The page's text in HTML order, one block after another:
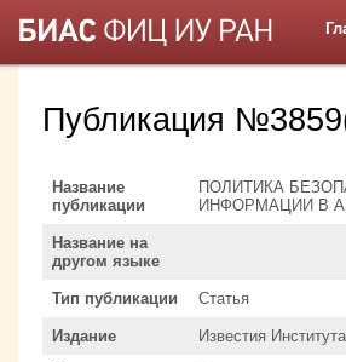
Публикация
Название
публикации
ПОЛИТИКА
ИНФОРМАЦИИ В
Название на
другом языке
Тип публикации Статья
Издание Известия